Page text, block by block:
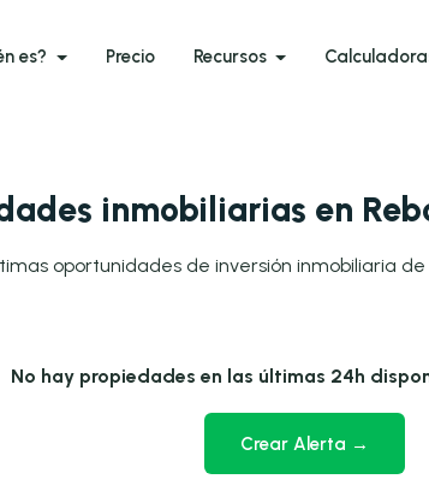
es? Precio Recursos
inmobiliarias en
oportunidades de inversión inmobiliaria de
No hay propiedades en las últimas 24h
Crear Alerta →